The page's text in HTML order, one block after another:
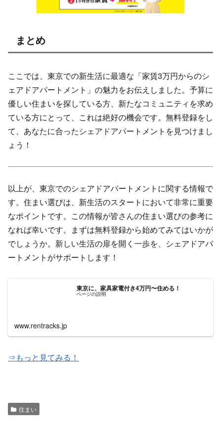
まとめ
ここでは、東京での新生活に最適な「家賃3万円からのシ
ェアドアパートメント」の魅力をお伝えしました。予算に
優しい住まいを探している方、新たなコミュニティを求め
ている方にとって、これは絶好の機会です。無料登録をし
て、あなたに合ったシェアドアパートメントを見つけまし
ょう！
以上が、東京でのシェアドアパートメントに関する情報で
す。住まい選びは、新生活のスタートにおいて非常に重要
なポイントです。この情報が皆さんの住まい選びの参考に
なれば幸いです。まずは無料登録から始めてみてはいかが
でしょうか。新しい生活の扉を開く一歩を、シェアドアパ
ートメントがサポートします！
東京に、家具家電付き4万円〜住める！
ページの説明
www.rentracks.jp
⇒もっと見てみる！
住まい